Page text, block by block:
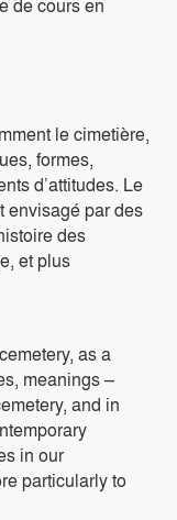
le cimetière,
formes,
d’attitudes. Le
envisagé par des
des
et plus
as a
meanings –
and in
in our
particularly to